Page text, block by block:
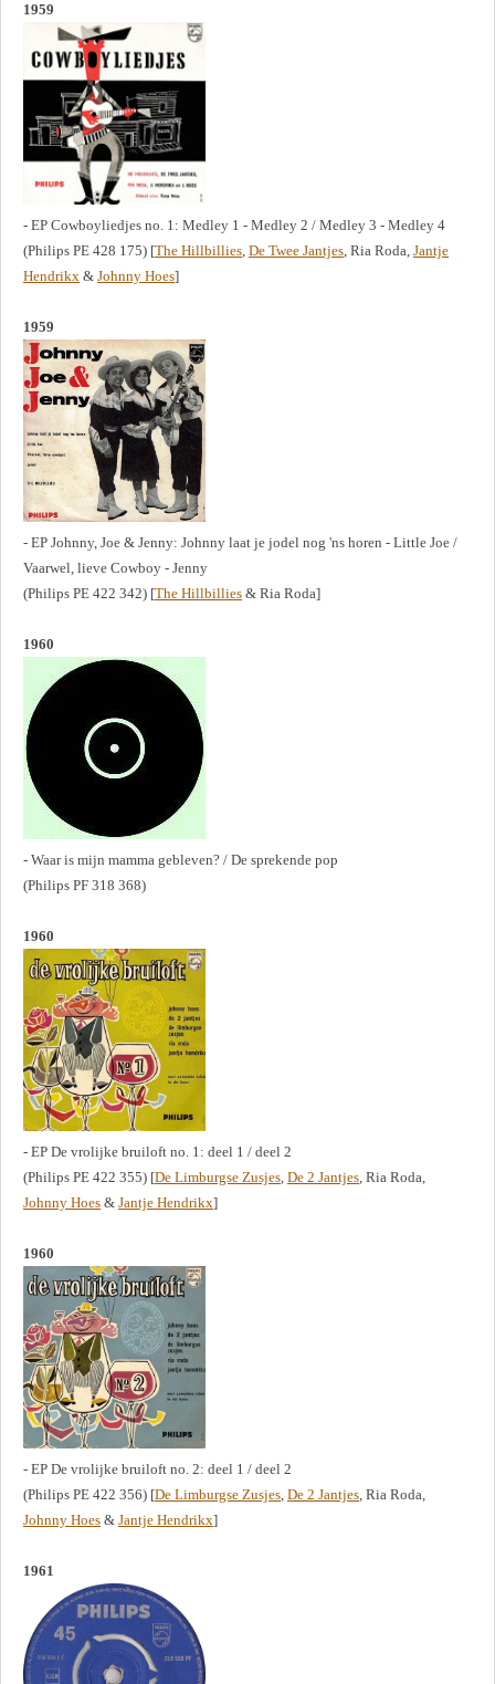
1959
- EP Cowboyliedjes no. 1: Medley 1 - Medley 2 / Medley 3 - Medley 4
(Philips PE 428 175) [The Hillbillies, De Twee Jantjes, Ria Roda, Jantje
Hendrikx & Johnny Hoes]
1959
- EP Johnny, Joe & Jenny: Johnny laat je jodel nog 'ns horen - Little Joe /
Vaarwel, lieve Cowboy - Jenny
(Philips PE 422 342) [The Hillbillies & Ria Roda]
1960
- Waar is mijn mamma gebleven? / De sprekende pop
(Philips PF 318 368)
1960
- EP De vrolijke bruiloft no. 1: deel 1 / deel 2
(Philips PE 422 355) [De Limburgse Zusjes, De 2 Jantjes, Ria Roda,
Johnny Hoes & Jantje Hendrikx]
1960
- EP De vrolijke bruiloft no. 2: deel 1 / deel 2
(Philips PE 422 356) [De Limburgse Zusjes, De 2 Jantjes, Ria Roda,
Johnny Hoes & Jantje Hendrikx]
1961